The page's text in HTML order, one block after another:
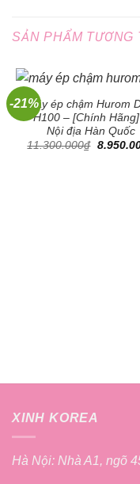
SẢN PHẨM TƯƠNG
-21%Máy ép chậm Hurom
H100 – [Chính
Nội địa Hàn Quốc
11.300.000₫ Giá
XINH KOREA
Hà Nội: Nhà A1, ngõ